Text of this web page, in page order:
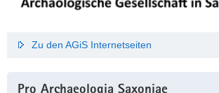
Zu den AGiS Internetseiten
Pro Archaeologia Saxoniae